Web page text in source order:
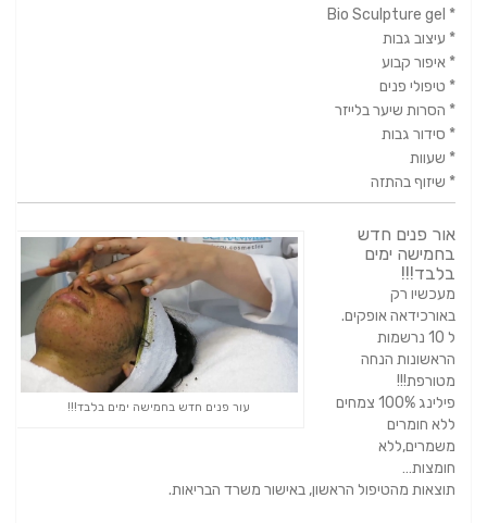
* Bio Sculpture gel
* עיצוב גבות
* איפור קבוע
* טיפולי פנים
* הסרות שיער בלייזר
* סידור גבות
* שעוות
* שיזוף בהתזה
עור פנים חדש בחמישה ימים בלבד!!!
אור פנים חדש
בחמישה ימים
בלבד!!!
מעכשיו רק
באורכידאה אופקים.
ל 10 נרשמות
הראשונות הנחה
מטורפת!!!
פילינג 100% צמחים
ללא חומרים
משמרים,ללא
חומצות…
תוצאות מהטיפול הראשון, באישור משרד הבריאות.